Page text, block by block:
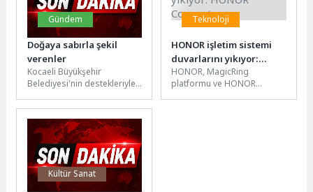
Gündem
Doğaya sabırla şekil
verenler
Kocaeli Büyükşehir
Belediyesi'nin destekleriyle
Sergisi ve Sempozyumu,
Kocaeli Kongre Merkezi’nde
9...
Teknoloji
HONOR işletim sistemi
duvarlarını yıkıyor:
HONOR Connect
HONOR, MagicRing
platformu ve HONOR
Kültür Sanat